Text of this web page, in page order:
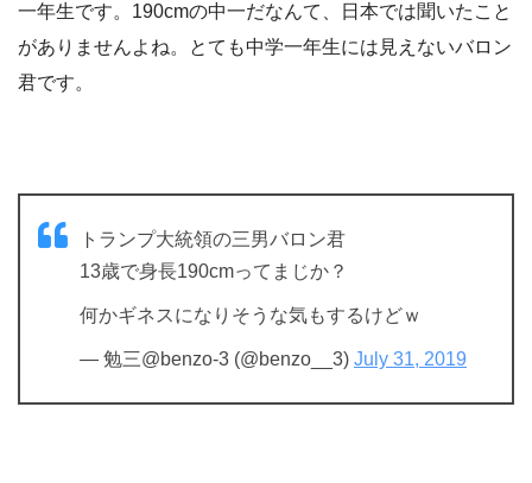
一年生です。190cmの中一だなんて、日本では聞いたこと
がありませんよね。とても中学一年生には見えないバロン
君です。
トランプ大統領の三男バロン君
13歳で身長190cmってまじか？
何かギネスになりそうな気もするけどｗ
— 勉三@benzo-3 (@benzo__3) July 31, 2019